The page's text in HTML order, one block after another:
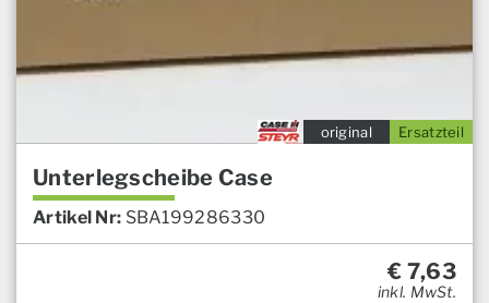
Ersatzteil
original
Unterlegscheibe Case
Artikel Nr: SBA199286330
€ 7,63
inkl. MwSt.